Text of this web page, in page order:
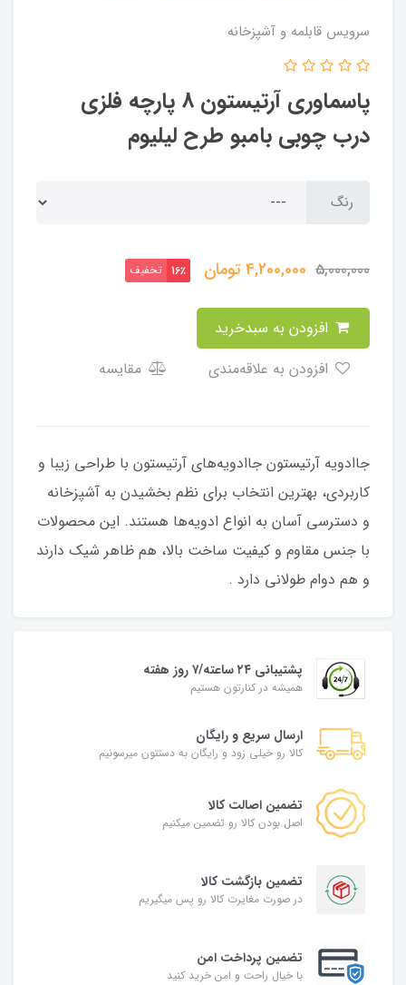
سرویس قابلمه و آشپزخانه
پاسماوری آرتیستون 8 پارچه فلزی
درب چوبی بامبو طرح لیلیوم
رنگ
5,000,000
4,200,000تومان 16٪ تخفیف
مقایسه
جاادویه آرتیستون جاادویه‌های آرتیستون با طراحی زیبا و
کاربردی، بهترین انتخاب برای نظم بخشیدن به آشپزخانه
و دسترسی آسان به انواع ادویه‌ها هستند. این محصولات
با جنس مقاوم و کیفیت ساخت بالا، هم ظاهر شیک دارند
و هم دوام طولانی دارد .
پشتیبانی ۲۴ ساعته/۷ روز هفته
همیشه در کنارتون هستیم
ارسال سریع و رایگان
کالا رو خیلی زود و رایگان به دستتون میرسونیم
تضمین اصالت کالا
اصل بودن کالا رو تضمین میکنیم
تضمین بازگشت کالا
در صورت مغایرت کالا رو پس میگیریم
تضمین پرداخت امن
با خیال راحت و امن خرید کنید